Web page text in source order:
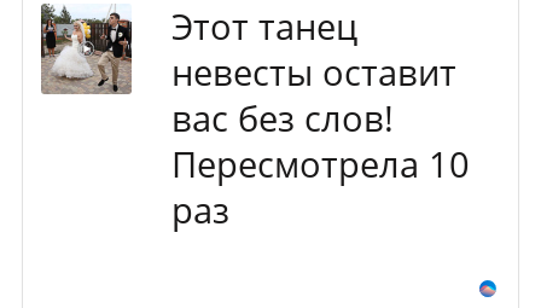
Этот танец
невесты оставит
вас без слов!
Пересмотрела 10
раз